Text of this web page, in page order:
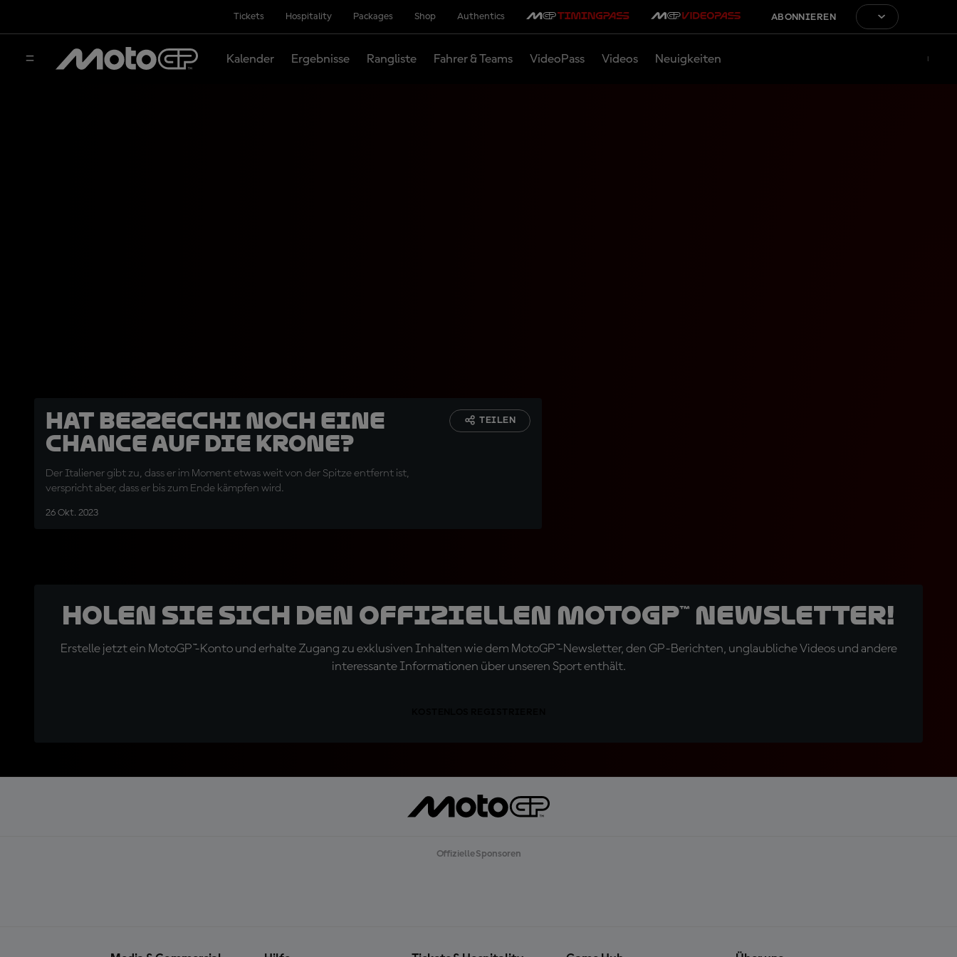
Tickets Hospitality Packages Shop Authentics ABONNIEREN
Kalender Ergebnisse Rangliste Fahrer & Teams VideoPass Videos Neuigkeiten
Hat Bezzecchi noch eine
Chance auf die Krone?
Der Italiener gibt zu, dass er im Moment etwas weit von der Spitze entfernt ist,
verspricht aber, dass er bis zum Ende kämpfen wird.
26 Okt. 2023
TEILEN
Holen Sie sich den offiziellen MotoGP™ Newsletter!
Erstelle jetzt ein MotoGP™-Konto und erhalte Zugang zu exklusiven Inhalten wie dem MotoGP™-Newsletter, den GP-Berichten, unglaubliche Videos und andere
interessante Informationen über unseren Sport enthält.
Offizielle Sponsoren